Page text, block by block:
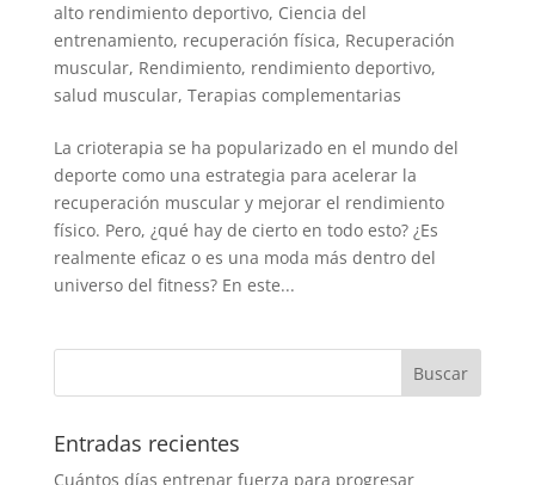
alto rendimiento deportivo, Ciencia del
entrenamiento, recuperación física, Recuperación
muscular, Rendimiento, rendimiento deportivo,
salud muscular, Terapias complementarias
La crioterapia se ha popularizado en el mundo del
deporte como una estrategia para acelerar la
recuperación muscular y mejorar el rendimiento
físico. Pero, ¿qué hay de cierto en todo esto? ¿Es
realmente eficaz o es una moda más dentro del
universo del fitness? En este...
Entradas recientes
Cuántos días entrenar fuerza para progresar